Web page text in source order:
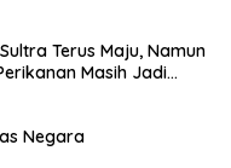
Terus Maju, Namun
Masih Jadi
Negara